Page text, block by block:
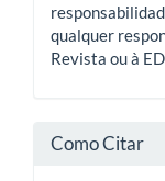
qualquer
Revista ou à
Como Citar